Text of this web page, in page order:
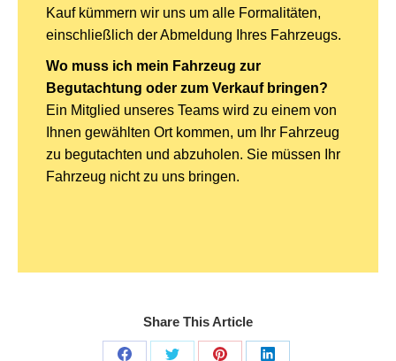
Kauf kümmern wir uns um alle Formalitäten,
einschließlich der Abmeldung Ihres Fahrzeugs.
Wo muss ich mein Fahrzeug zur
Begutachtung oder zum Verkauf bringen?
Ein Mitglied unseres Teams wird zu einem von
Ihnen gewählten Ort kommen, um Ihr Fahrzeug
zu begutachten und abzuholen. Sie müssen Ihr
Fahrzeug nicht zu uns bringen.
Share This Article